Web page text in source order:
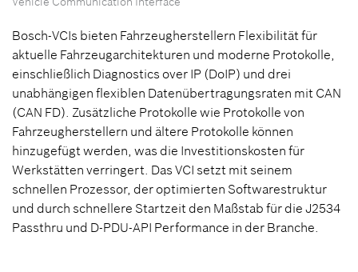
Bosch-VCIs bieten Fahrzeugherstellern Flexibilität für
aktuelle Fahrzeugarchitekturen und moderne Protokolle,
einschließlich Diagnostics over IP (DoIP) und drei
unabhängigen flexiblen Datenübertragungsraten mit CAN
(CAN FD). Zusätzliche Protokolle wie Protokolle von
Fahrzeugherstellern und ältere Protokolle können
hinzugefügt werden, was die Investitionskosten für
Werkstätten verringert. Das VCI setzt mit seinem
schnellen Prozessor, der optimierten Softwarestruktur
und durch schnellere Startzeit den Maßstab für die J2534
Passthru und D-PDU-API Performance in der Branche.